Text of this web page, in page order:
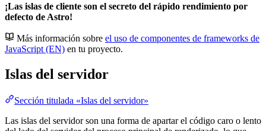
¡Las islas de cliente son el secreto del rápido rendimiento por
defecto de Astro!
Más información sobre el uso de componentes de frameworks de
JavaScript (EN) en tu proyecto.
Islas del servidor
Sección titulada «Islas del servidor»
Las islas del servidor son una forma de apartar el código caro o lento